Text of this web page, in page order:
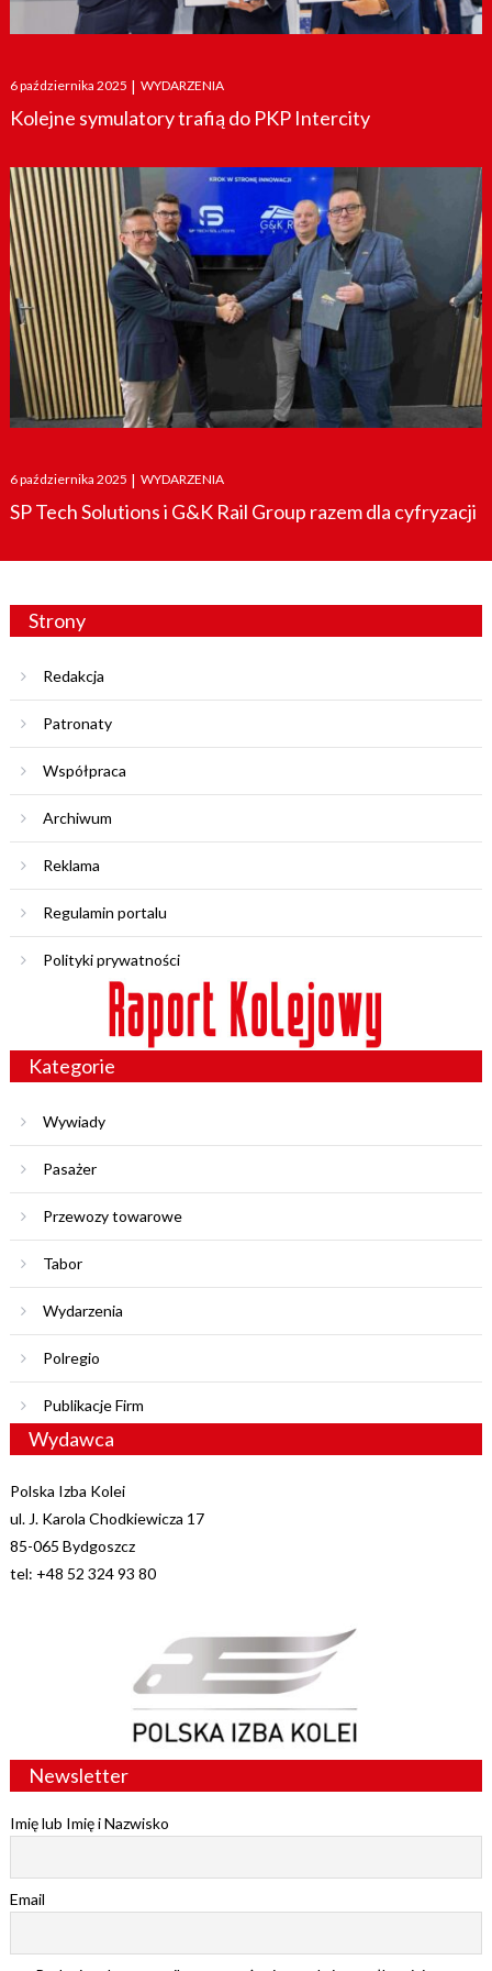
Posted
on
6 października 2025 | WYDARZENIA
Kolejne symulatory trafią do PKP Intercity
Posted
on
6 października 2025 | WYDARZENIA
SP Tech Solutions i G&K Rail Group razem dla cyfryzacji
Strony
Redakcja
Patronaty
Współpraca
Archiwum
Reklama
Regulamin portalu
Polityki prywatności
Kategorie
Wywiady
Pasażer
Przewozy towarowe
Tabor
Wydarzenia
Polregio
Publikacje Firm
Wydawca
Polska Izba Kolei
ul. J. Karola Chodkiewicza 17
85-065 Bydgoszcz
tel: +48 52 324 93 80
Newsletter
Imię lub Imię i Nazwisko
Email